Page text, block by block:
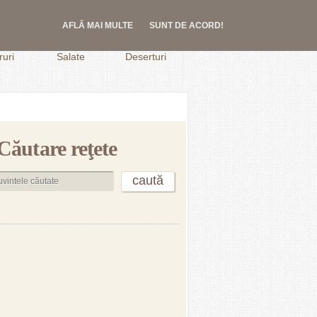
AFLĂ MAI MULTE SUNT DE ACORD!
Salate Deserturi
reţete